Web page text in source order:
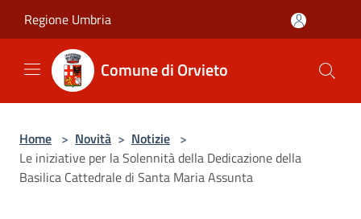
Regione Umbria
Comune di Orvieto
Home > Novità > Notizie >
Le iniziative per la Solennità della Dedicazione della
Basilica Cattedrale di Santa Maria Assunta